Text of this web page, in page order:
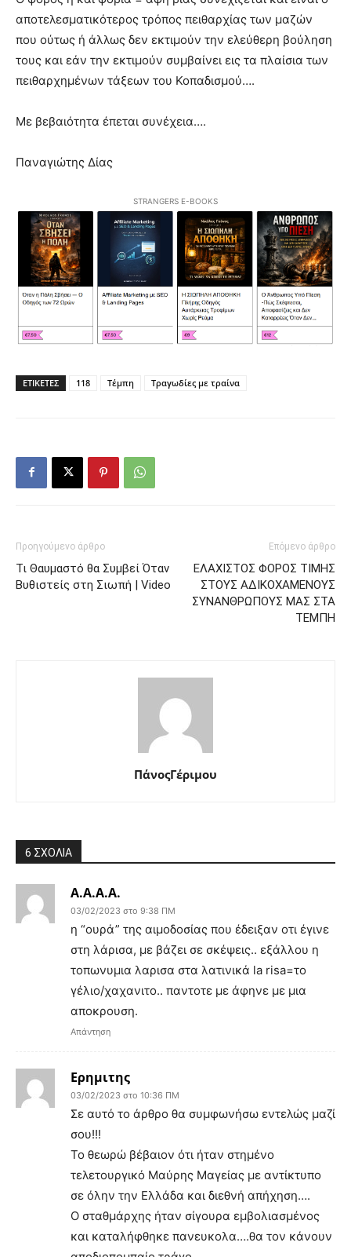
αποτελεσματικότερος τρόπος πειθαρχίας των μαζών
που ούτως ή άλλως δεν εκτιμούν την ελεύθερη βούληση
τους και εάν την εκτιμούν συμβαίνει εις τα πλαίσια των
πειθαρχημένων τάξεων του Κοπαδισμού….
Με βεβαιότητα έπεται συνέχεια….
Παναγιώτης Δίας
STRANGERS E-BOOKS
ΕΤΙΚΕΤΕΣ 118 Τέμπη Τραγωδίες με τραίνα
Προηγούμενο άρθρο
Τι Θαυμαστό θα Συμβεί Όταν
Βυθιστείς στη Σιωπή | Video
Επόμενο άρθρο
ΕΛΑΧΙΣΤΟΣ ΦΟΡΟΣ ΤΙΜΗΣ
ΣΤΟΥΣ ΑΔΙΚΟΧΑΜΕΝΟΥΣ
ΣΥΝΑΝΘΡΩΠΟΥΣ ΜΑΣ ΣΤΑ
ΤΕΜΠΗ
ΠάνοςΓέριμου
6 ΣΧΟΛΙΑ
A.A.A.A.
03/02/2023 στο 9:38 ΠΜ
η “ουρά” της αιμοδοσίας που έδειξαν οτι έγινε
στη λάρισα, με βάζει σε σκέψεις.. εξάλλου η
τοπωνυμια λαρισα στα λατινικά la risa=το
γέλιο/χαχανιτο.. παντοτε με άφηνε με μια
αποκρουση.
Απάντηση
Ερημιτης
03/02/2023 στο 10:36 ΠΜ
Σε αυτό το άρθρο θα συμφωνήσω εντελώς μαζί
σου!!!
Το θεωρώ βέβαιον ότι ήταν στημένο
τελετουργικό Μαύρης Μαγείας με αντίκτυπο
σε όλην την Ελλάδα και διεθνή απήχηση….
Ο σταθμάρχης ήταν σίγουρα εμβολιασμένος
και καταλήφθηκε πανευκολα….θα τον κάνουν